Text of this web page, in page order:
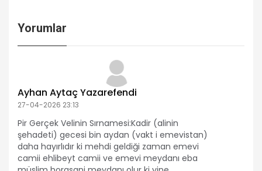
Yorumlar
Ayhan Aytaç Yazarefendi
27-04-2026 23:13
Pir Gerçek Velinin Sırnamesi:Kadir (alinin
şehadeti) gecesi bin aydan (vakt i emevistan)
daha hayırlıdır ki mehdi geldiği zaman emevi
camii ehlibeyt camii ve emevi meydanı eba